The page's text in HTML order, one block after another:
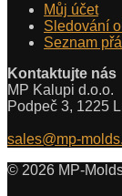
Můj účet
Sledování
Seznam
Kontaktujte nás
MP Kalupi d.o.o.
Podpeč 3, 1225
sales@mp-
© 2026 MP-